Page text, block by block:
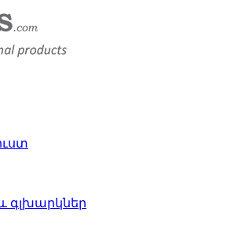
գլխարկներ